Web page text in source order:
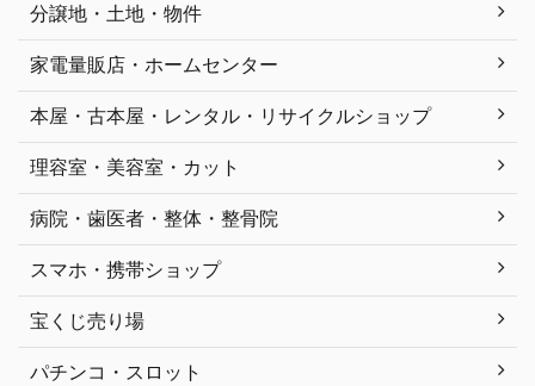
分譲地・土地・物件
家電量販店・ホームセンター
本屋・古本屋・レンタル・リサイクルショップ
理容室・美容室・カット
病院・歯医者・整体・整骨院
スマホ・携帯ショップ
宝くじ売り場
パチンコ・スロット